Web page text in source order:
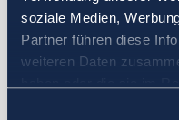
soziale Medien,
Partner führen diese
weiteren Daten